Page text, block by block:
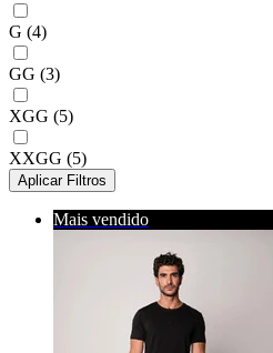
G (4)
GG (3)
XGG (5)
XXGG (5)
Aplicar Filtros